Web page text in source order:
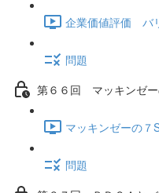
企業価値評価 バ
問題
第６６回 マッキンゼー
マッキンゼーの７
問題